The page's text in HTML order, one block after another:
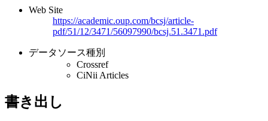
Web Site
https://academic.oup.com/bcsj/article-
pdf/51/12/3471/56097990/bcsj.51.3471.pdf
データソース種別
Crossref
CiNii Articles
書き出し